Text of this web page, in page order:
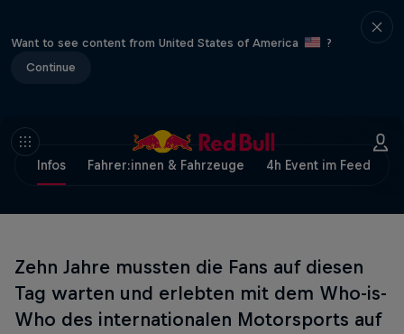
Want to see content from United States of America
?
Continue
Infos Fahrer:innen & Fahrzeuge 4h Event im Feed
Zehn Jahre mussten die Fans auf diesen
Tag warten und erlebten mit dem Who-is-
Who des internationalen Motorsports auf